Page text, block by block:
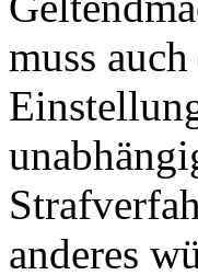
muss
anderes